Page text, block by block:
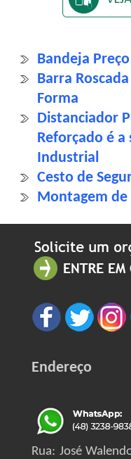
Bandeja Preço
Barra
Forma
Distanciador
Reforçado é a
Industrial
Cesto de
Montagem de
Endereço
Rua: José